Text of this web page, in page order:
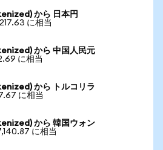
から 日本円
に相当
から 中国人民元
に相当
から トルコリラ
に相当
から 韓国ウォン
に相当